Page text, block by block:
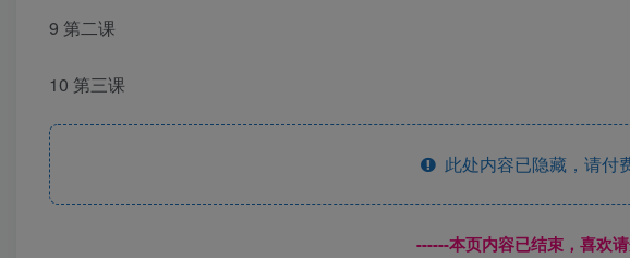
9 第二课
10 第三课
此处内容已隐藏，请付
------本页内容已结束，喜欢